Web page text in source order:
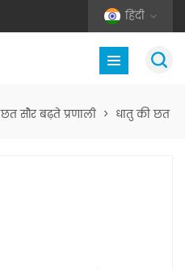
हिंदी
छत सौर बढ़ते प्रणाली > धातु की छत